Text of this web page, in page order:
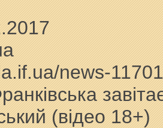
news-
(відео 18+)